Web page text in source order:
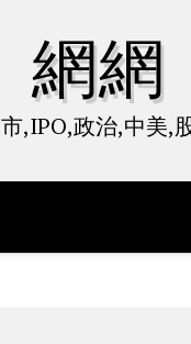
網網
,IPO,政治,中美,